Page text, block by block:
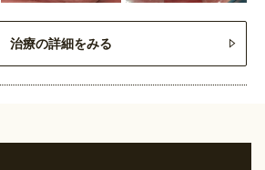
治療の詳細をみる